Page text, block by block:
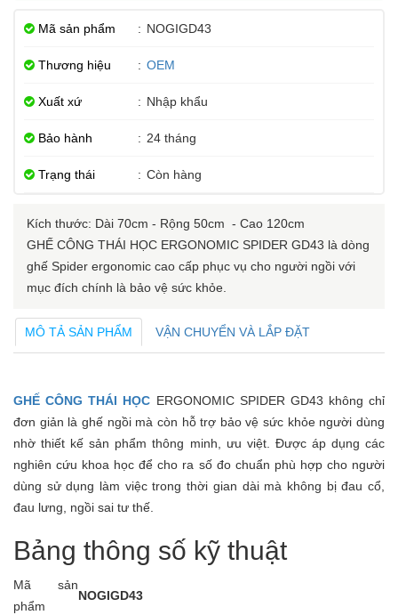
Mã sản phẩm : NOGIGD43
Thương hiệu : OEM
Xuất xứ : Nhập khẩu
Bảo hành : 24 tháng
Trạng thái : Còn hàng
Kích thước: Dài 70cm - Rộng 50cm - Cao 120cm
GHẾ CÔNG THÁI HỌC ERGONOMIC SPIDER GD43 là dòng
ghế Spider ergonomic cao cấp phục vụ cho người ngồi với
mục đích chính là bảo vệ sức khỏe.
MÔ TẢ SẢN PHẨM VẬN CHUYỂN VÀ LẮP ĐẶT
GHẾ CÔNG THÁI HỌC ERGONOMIC SPIDER GD43 không chỉ
đơn giản là ghế ngồi mà còn hỗ trợ bảo vệ sức khỏe người dùng
nhờ thiết kế sản phẩm thông minh, ưu việt. Được áp dụng các
nghiên cứu khoa học để cho ra số đo chuẩn phù hợp cho người
dùng sử dụng làm việc trong thời gian dài mà không bị đau cổ,
đau lưng, ngồi sai tư thế.
Bảng thông số kỹ thuật
Mã sản
phẩm
NOGIGD43